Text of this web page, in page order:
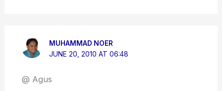
MUHAMMAD NOER
JUNE 20, 2010 AT 06:48
@ Agus